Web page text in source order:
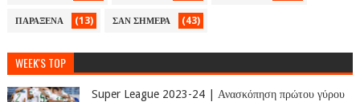
ΠΑΡΑΞΕΝΑ (13) ΣΑΝ ΣΗΜΕΡΑ (43)
WEEK'S TOP
Super League 2023-24 | Ανασκόπηση πρώτου γύρου